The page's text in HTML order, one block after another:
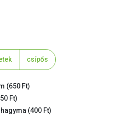
csípős
(650 Ft)
Ft)
(400 Ft)